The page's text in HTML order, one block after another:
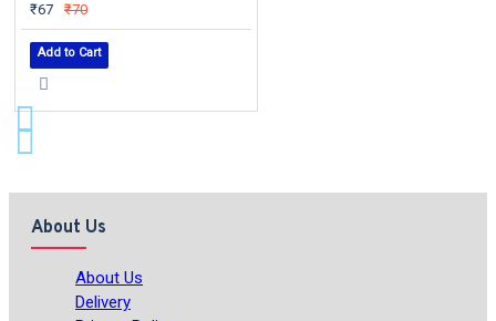
₹67 ₹70
Add to Cart
About Us
About Us
Delivery